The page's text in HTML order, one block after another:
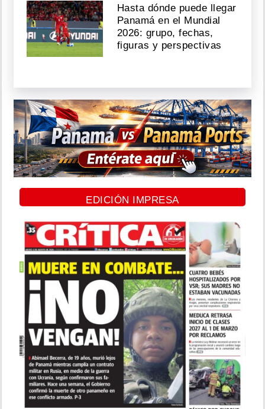
Hasta dónde puede llegar
Panamá en el Mundial
2026: grupo, fechas,
figuras y perspectivas
EDICIÓN IMPRESA